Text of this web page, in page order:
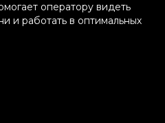
оператору видеть
и работать в оптимальных